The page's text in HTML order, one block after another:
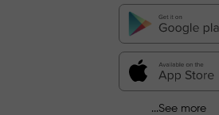
See more...